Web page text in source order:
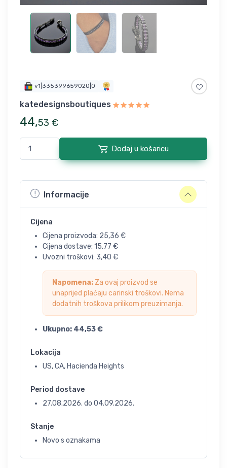
v1|335399659020|0
katedesignsboutiques
44,53 €
Dodaj u košaricu
Informacije
Cijena
Cijena proizvoda: 25,36 €
Cijena dostave: 15,77 €
Uvozni troškovi: 3,40 €
Napomena: Za ovaj proizvod se
unaprijed plaćaju carinski troškovi. Nema
dodatnih troškova prilikom preuzimanja.
Ukupno: 44,53€
Lokacija
US, CA, Hacienda Heights
Period dostave
27.08.2026. do 04.09.2026.
Stanje
Novo s oznakama